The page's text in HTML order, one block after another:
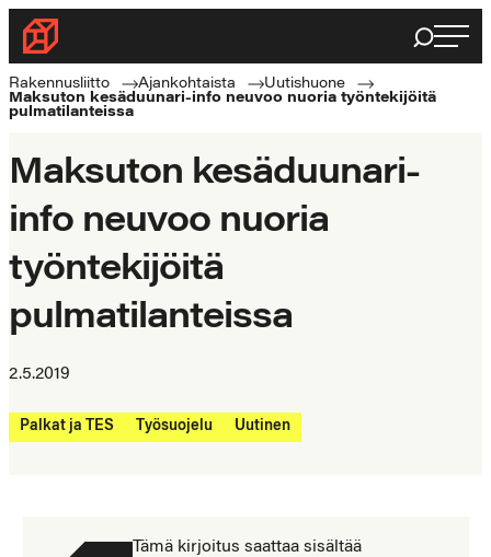
Siirry
suoraan
sisältöön
Rakennusliitto
Rakennusalan
ammattilaisten
Haku
Rakennusliitto Ajankohtaista
Uutishuone
Maksuton kesäduunari-info neuvoo nuoria työntekijöitä
pulmatilanteissa
Maksuton kesäduunari-
info neuvoo nuoria
työntekijöitä
pulmatilanteissa
2.5.2019
Palkat ja TES Työsuojelu Uutinen
Tämä kirjoitus saattaa sisältää